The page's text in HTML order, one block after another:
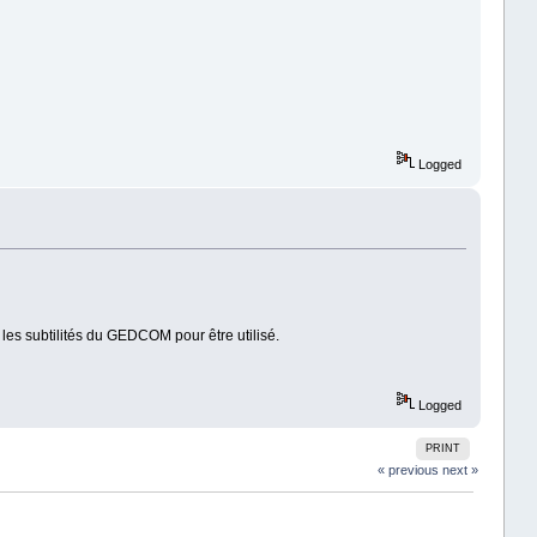
Logged
subtilités du GEDCOM pour être utilisé.
Logged
PRINT
« previous next »